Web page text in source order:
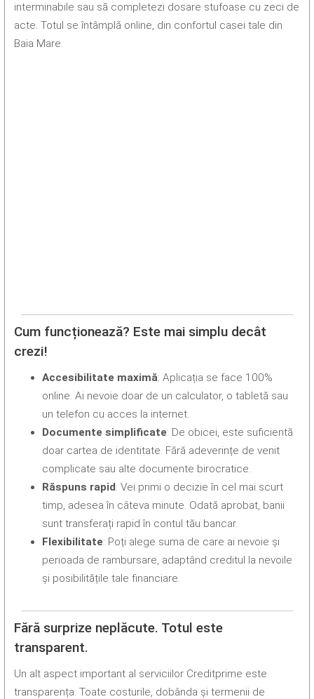
interminabile sau să completezi dosare stufoase cu zeci de
acte. Totul se întâmplă online, din confortul casei tale din
Baia Mare.
Cum funcționează? Este mai simplu decât
crezi!
Accesibilitate maximă: Aplicația se face 100%
online. Ai nevoie doar de un calculator, o tabletă sau
un telefon cu acces la internet.
Documente simplificate: De obicei, este suficientă
doar cartea de identitate. Fără adeverințe de venit
complicate sau alte documente birocratice.
Răspuns rapid: Vei primi o decizie în cel mai scurt
timp, adesea în câteva minute. Odată aprobat, banii
sunt transferați rapid în contul tău bancar.
Flexibilitate: Poți alege suma de care ai nevoie și
perioada de rambursare, adaptând creditul la nevoile
și posibilitățile tale financiare.
Fără surprize neplăcute. Totul este
transparent.
Un alt aspect important al serviciilor Creditprime este
transparența. Toate costurile, dobânda și termenii de